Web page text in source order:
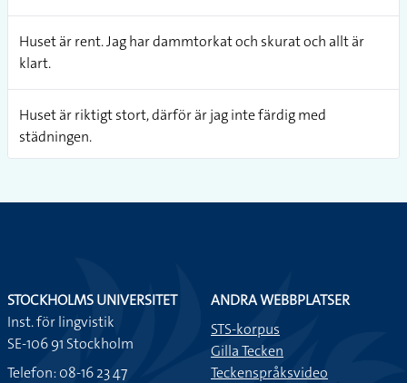
Huset är rent. Jag har dammtorkat och skurat och allt är
klart.
Huset är riktigt stort, därför är jag inte färdig med
städningen.
Har du besökt vår kompis nya hus? Huset är verkligen stort.
Vilken färg har ditt hus?
STOCKHOLMS UNIVERSITET
Inst. för lingvistik
SE-106 91 Stockholm
Telefon: 08-16 23 47
ANDRA WEBBPLATSER
STS-korpus
Gilla Tecken
Teckenspråksvideo